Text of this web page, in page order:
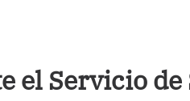
el Servicio